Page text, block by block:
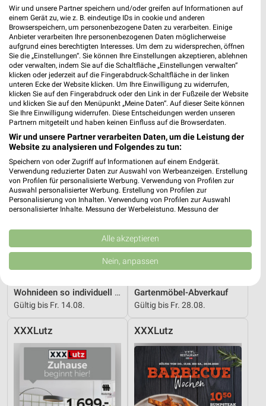
17,9 km
Angebote ab 08.08.
Gültig bis Fr. 14.08.
17,9 km
Küchen Preishits!
Gültig bis Fr. 21.08.
XXXLutz
Wohnideen so individuell wie du!
Gültig bis Fr. 14.08.
XXXLutz
Gartenmöbel-Abverkauf
Gültig bis Fr. 28.08.
XXXLutz XXXLutz
Wir und unsere Partner speichern und/oder greifen auf Informationen auf
einem Gerät zu, wie z. B. eindeutige IDs in cookie und anderen
Browserspeichern, um personenbezogene Daten zu verarbeiten. Einige
Anbieter verarbeiten Ihre personenbezogenen Daten möglicherweise
aufgrund eines berechtigten Interesses. Um dem zu widersprechen, öffnen
Sie die „Einstellungen“. Sie können Ihre Einstellungen akzeptieren, ablehnen
oder verwalten, indem Sie auf die Schaltfläche „Einstellungen verwalten“
klicken oder jederzeit auf die Fingerabdruck-Schaltfläche in der linken
unteren Ecke der Website klicken. Um Ihre Einwilligung zu widerrufen,
klicken Sie auf den Fingerabdruck oder den Link in der Fußzeile der Website
und klicken Sie auf den Menüpunkt „Meine Daten“. Auf dieser Seite können
Sie Ihre Einwilligung widerrufen. Diese Entscheidungen werden unseren
Partnern mitgeteilt und haben keinen Einfluss auf die Browserdaten.
Wir und unsere Partner verarbeiten Daten, um die Leistung der
Website zu analysieren und Folgendes zu tun:
Speichern von oder Zugriff auf Informationen auf einem Endgerät.
Verwendung reduzierter Daten zur Auswahl von Werbeanzeigen. Erstellung
von Profilen für personalisierte Werbung. Verwendung von Profilen zur
Auswahl personalisierter Werbung. Erstellung von Profilen zur
Personalisierung von Inhalten. Verwendung von Profilen zur Auswahl
personalisierter Inhalte. Messung der Werbeleistung. Messung der
Kombinationen von Daten aus verschiedenen Quellen. Entwicklung und
Verbesserung der Angebote. Verwendung reduzierter Daten zur Auswahl
von Inhalten.
Daten können außerhalb der Europäischen Union weitergegeben und in die
USA gesendet werden.
Website/App.
Partnerliste anzeigen (1 IAB-Anbieter)
IAB-Verarbeitungszwecke:
Speichern von oder Zugriff auf Informationen
auf einem Endgerät
Verwendung reduzierter Daten zur Auswahl von
Werbeanzeigen
Alle akzeptieren
Nein, anpassen